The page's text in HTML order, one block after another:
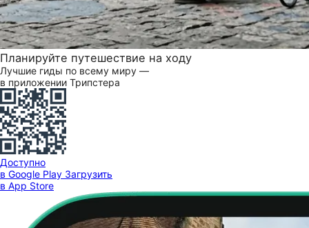
Планируйте путешествие на ходу
Лучшие гиды по всему миру —
в приложении Трипстера
Доступно
в Google Play Загрузить
в App Store